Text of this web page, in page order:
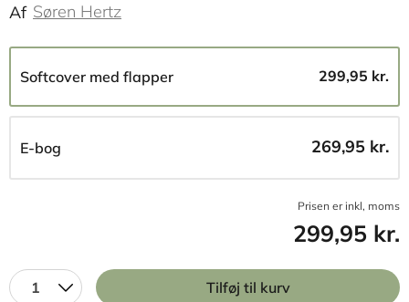
Af Søren Hertz
Softcover med flapper 299,95 kr.
E-bog 269,95 kr.
Prisen er inkl, moms
299,95 kr.
1 Tilføj til kurv